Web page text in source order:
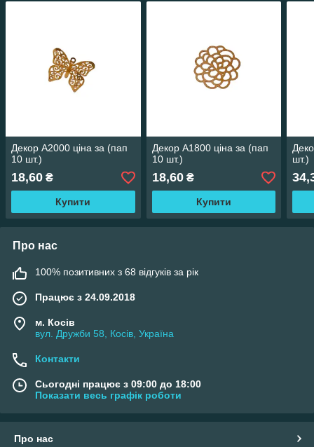
Декор А2000 ціна за (пап
10 шт.)
18,60 ₴
Купити
Декор А1800 ціна за (пап
10 шт.)
18,60₴
Купити
шт.)
Про нас
100% позитивних з 68 відгуків за рік
Працює з 24.09.2018
м. Косів
вул. Дружби 58, Косів, Україна
Контакти
Сьогодні працює з 09:00 до 18:00
Показати весь графік роботи
Про нас